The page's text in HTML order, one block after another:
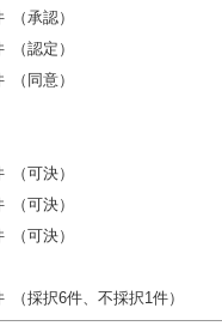
（承認）
（認定）
（同意）
（可決）
（可決）
（可決）
（採択6件、不採択1件）